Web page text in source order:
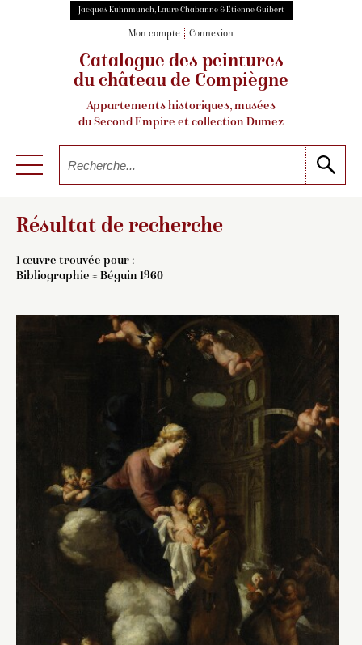
Jacques Kuhnmunch, Laure Chabanne & Étienne Guibert
Mon compte Connexion
Catalogue des peintures
du château de Compiègne
Appartements historiques, musées
du Second Empire et collection Dumez
Résultat de recherche
1 œuvre trouvée pour :
Bibliographie = Béguin 1960